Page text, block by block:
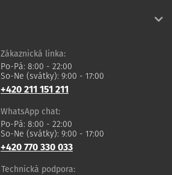
Zákaznická linka:
Po-Pá: 8:00 - 22:00
So-Ne (svátky): 9:00 - 17:00
+420 211 151 211
WhatsApp chat:
Po-Pá: 8:00 - 22:00
So-Ne (svátky): 9:00 - 17:00
+420 770 330 033
Technická podpora: